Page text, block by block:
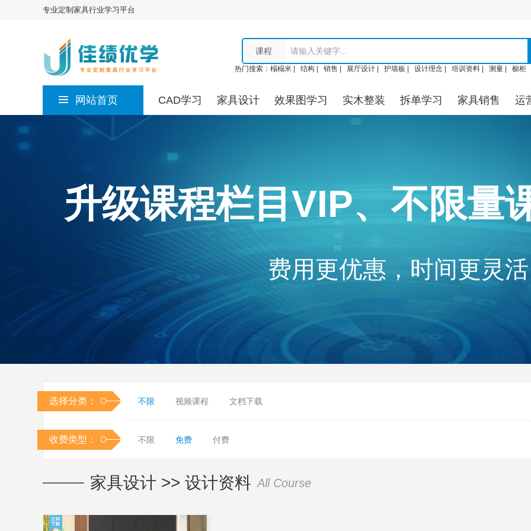
专业定制家具行业学习平台
课程
热门搜索： 榻榻米 | 结构 | 销售 | 展厅设计 | 护墙板 | 设计理念 | 培训资料 | 测量 | 橱柜
网站首页 CAD学习 家具设计 效果图学习 实木整装 拆单学习 家具销售 运
升级课程栏目VIP、不限量
费用更优惠，时间更灵活
选择分类： 不限 视频课程 文档下载
收费类型： 不限 免费 付费
家具设计 >> 设计资料 All Course